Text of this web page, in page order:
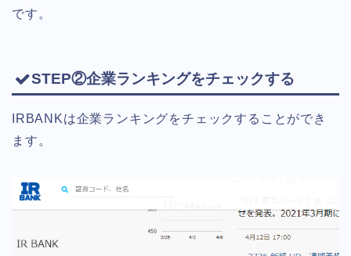
です。
STEP②企業ランキングをチェックする
IRBANKは企業ランキングをチェックすることができ
ます。